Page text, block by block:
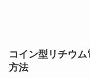
コイン型リチウ
方法